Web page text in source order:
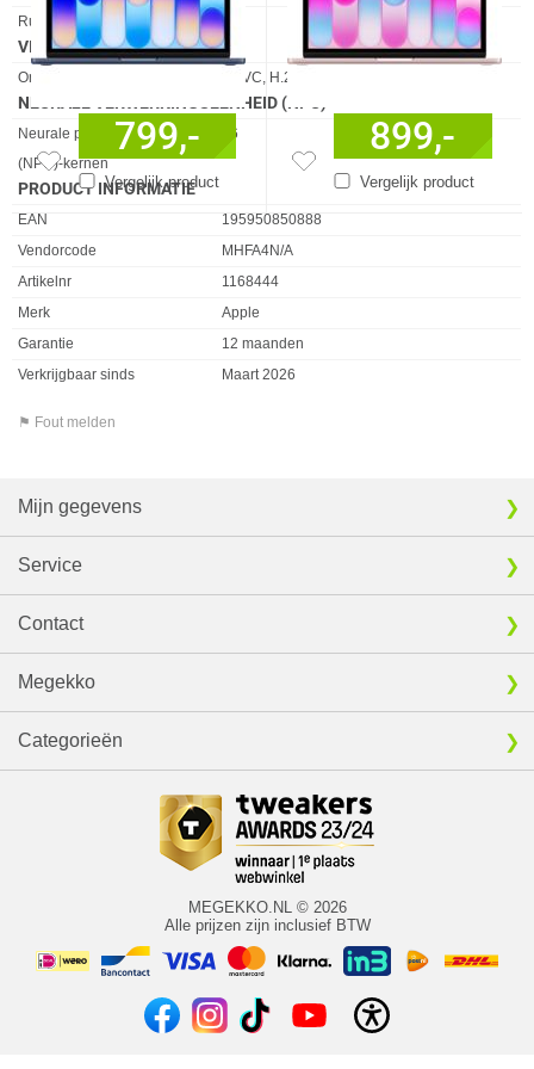
Eigenschap Waarde
Ruimtelijke audio ✓︎
VIDEO
Eigenschap
Ondersteunde videoformaten HEVC, H.264, AV1
NEURALE VERWERKINGSEENHEID (NPU)
Eigenschap Waarde
Neurale processor­eenheid
(NPU)-kernen
16
PRODUCT INFORMATIE
EAN
195950850888
Vendorcode
MHFA4N/A
Artikelnr
1168444
Merk
Apple
Garantie
12 maanden
Verkrijgbaar sinds
Maart 2026
⚑ Fout melden
Vergelijk product
799,-
Vergelijk product
899,-
Mijn gegevens
Service
Contact
Megekko
Categorieën
MEGEKKO.NL © 2026
Alle prijzen zijn inclusief BTW